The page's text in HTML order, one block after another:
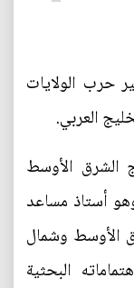
حرب الولايات
العربي.
الشرق الأوسط
أستاذ مساعد
الأوسط وشمال
البحثية